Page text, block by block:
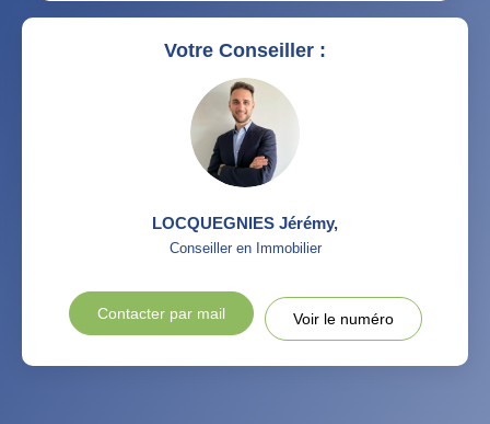
Votre Conseiller :
LOCQUEGNIES Jérémy,
Conseiller en Immobilier
Contacter par mail Voir le numéro